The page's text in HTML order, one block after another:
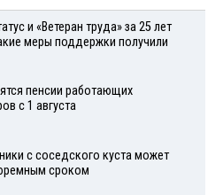
и «Ветеран труда» за 25 лет
меры поддержки получили
пенсии работающих
с 1 августа
с соседского куста может
сроком